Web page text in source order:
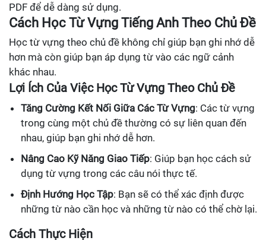
PDF để dễ dàng sử dụng.
Cách Học Từ Vựng Tiếng Anh Theo Chủ Đề
Học từ vựng theo chủ đề không chỉ giúp bạn ghi nhớ dễ
hơn mà còn giúp bạn áp dụng từ vào các ngữ cảnh
khác nhau.
Lợi Ích Của Việc Học Từ Vựng Theo Chủ Đề
Tăng Cường Kết Nối Giữa Các Từ Vựng: Các từ vựng
trong cùng một chủ đề thường có sự liên quan đến
nhau, giúp bạn ghi nhớ dễ hơn.
Nâng Cao Kỹ Năng Giao Tiếp: Giúp bạn học cách sử
dụng từ vựng trong các câu nói thực tế.
Định Hướng Học Tập: Bạn sẽ có thể xác định được
những từ nào cần học và những từ nào có thể chờ lại.
Cách Thực Hiện